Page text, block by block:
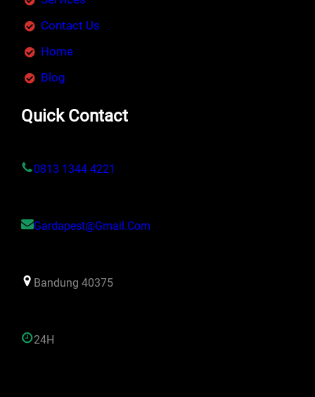
Contact Us
Home
Blog
Quick Contact
0813 1344 4221
Gardapest@gmail.com
Bandung 40375
24H